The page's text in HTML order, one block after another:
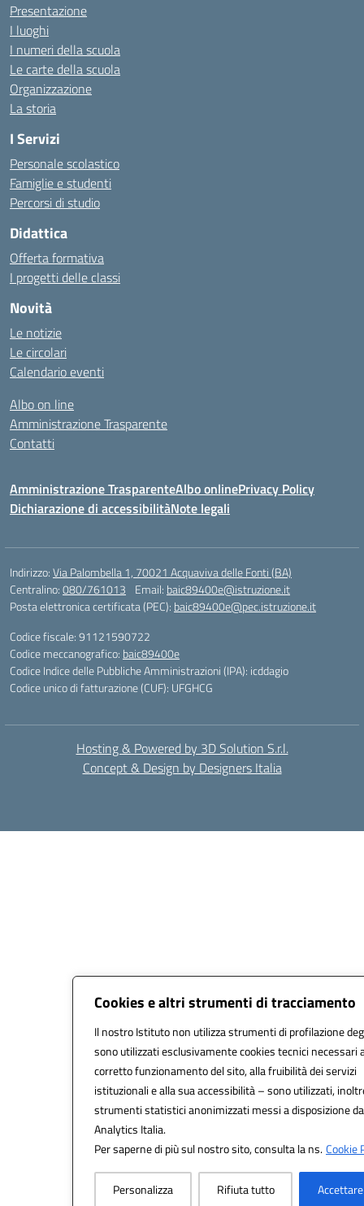
Cookies e altri strumenti di tracciamento
Il nostro Istituto non utilizza strumenti di profilazione
sono utilizzati esclusivamente cookies tecnici necessari
corretto funzionamento del sito, alla fruibilità dei servizi
istituzionali e alla sua accessibilità – sono utilizzati,
strumenti statistici anonimizzati messi a disposizione
Analytics Italia.
Per saperne di più sul nostro sito, consulta la ns.Cookie
Personalizza Rifiuta tutto
Presentazione
I luoghi
I numeri della scuola
Le carte della scuola
Organizzazione
La storia
I Servizi
Personale scolastico
Famiglie e studenti
Percorsi di studio
Didattica
Offerta formativa
I progetti delle classi
Novità
Le notizie
Le circolari
Calendario eventi
Albo on line
Amministrazione Trasparente
Contatti
Amministrazione TrasparenteAlbo onlinePrivacy Policy
Dichiarazione di accessibilitàNote legali
Indirizzo:Via Palombella 1, 70021 Acquaviva delle Fonti (BA)
Centralino:080/761013 Email: baic89400e@istruzione.it
Posta elettronica certificata (PEC): baic89400e@pec.istruzione.it
Codice fiscale: 91121590722
Codice meccanografico: baic89400e
Codice Indice delle Pubbliche Amministrazioni (IPA): icddagio
Codice unico di fatturazione (CUF): UFGHCG
Hosting & Powered by 3D Solution S.r.l.
Concept & Design by Designers Italia